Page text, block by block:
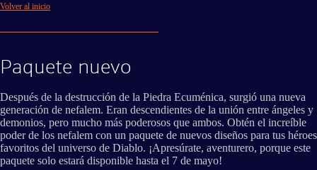
Volver al inicio
Paquete nuevo
Después de la destrucción de la Piedra Ecuménica, surgió una nueva
generación de nefalem. Eran descendientes de la unión entre ángeles y
demonios, pero mucho más poderosos que ambos. Obtén el increíble
poder de los nefalem con un paquete de nuevos diseños para tus héroes
favoritos del universo de Diablo. ¡Apresúrate, aventurero, porque este
paquete solo estará disponible hasta el 7 de mayo!